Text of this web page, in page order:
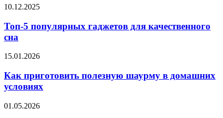
доверие
и
его
нарастить
Топ-5
гаджетов
для
качественного
10.12.2025
Топ-5 популярных гаджетов для качественного
сна
Как
полезную
шаурму
в
условиях
15.01.2026
Как приготовить полезную шаурму в домашних
условиях
Внешность
01.05.2026